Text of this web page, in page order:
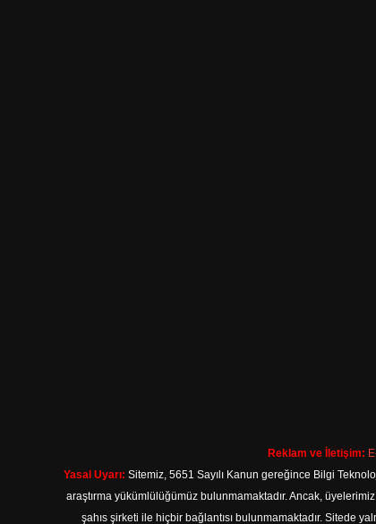
Reklam ve İletişim:
Yasal Uyarı: Sitemiz, 5651 Sayılı Kanun gereğince Bilgi
araştırma yükümlülüğümüz bulunmamaktadır. Ancak,
şahıs şirketi ile hiçbir bağlantısı bulunmamaktadır. Sitede